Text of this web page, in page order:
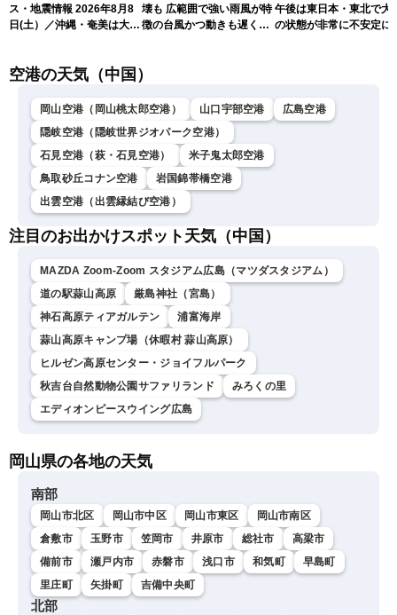
ス・地震情報 2026年8月8
日(土）／沖縄・奄美は大荒
ュースLiVEコーヒータイ
壊も 広範囲で強い雨風が特
徴の台風かつ動きも遅く影
午後は東日本・東北で大
の状態が非常に不安定に
空港の天気（中国）
岡山空港（岡山桃太郎空港） 山口宇部空港
広島空港
隠岐空港（隠岐世界ジオパーク空港）
石見空港（萩・石見空港）
米子鬼太郎空港
鳥取砂丘コナン空港
岩国錦帯橋空港
出雲空港（出雲縁結び空港）
注目のお出かけスポット天気（中国）
MAZDA Zoom-Zoom スタジアム広島（マツダスタジアム）
道の駅蒜山高原
厳島神社（宮島）
神石高原ティアガルテン
浦富海岸
蒜山高原キャンプ場（休暇村 蒜山高原）
ヒルゼン高原センター・ジョイフルパーク
秋吉台自然動物公園サファリランド
みろくの里
エディオンピースウイング広島
岡山県の各地の天気
南部
岡山市北区 岡山市中区 岡山市東区
岡山市南区
倉敷市
玉野市 笠岡市 井原市 総社市
高梁市
備前市
瀬戸内市 赤磐市 浅口市 和気町
早島町
里庄町
矢掛町 吉備中央町
北部